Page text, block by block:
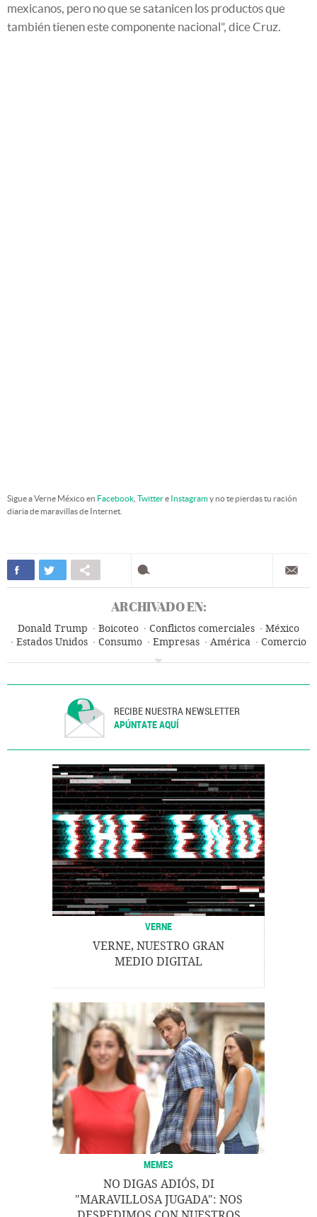
mexicanos, pero no que se satanicen los productos que
también tienen este componente nacional”, dice Cruz.
Sigue a Verne México en Facebook Twittere Instagramy no te pierdas tu ración
diaria de maravillas de Internet.
ARCHIVADO EN:
Donald Trump Boicoteo Conflictos comerciales
México
Estados Unidos
Consumo Empresas América
Comercio
RECIBE NUESTRA NEWSLETTER
APÚNTATE AQUÍ
VERNE
VERNE, NUESTRO GRAN
MEDIO DIGITAL
MEMES
NO DIGAS ADIÓS, DI
"MARAVILLOSA JUGADA": NOS